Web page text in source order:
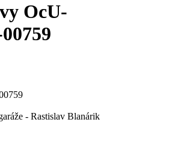
OcU-
- Rastislav Blanárik